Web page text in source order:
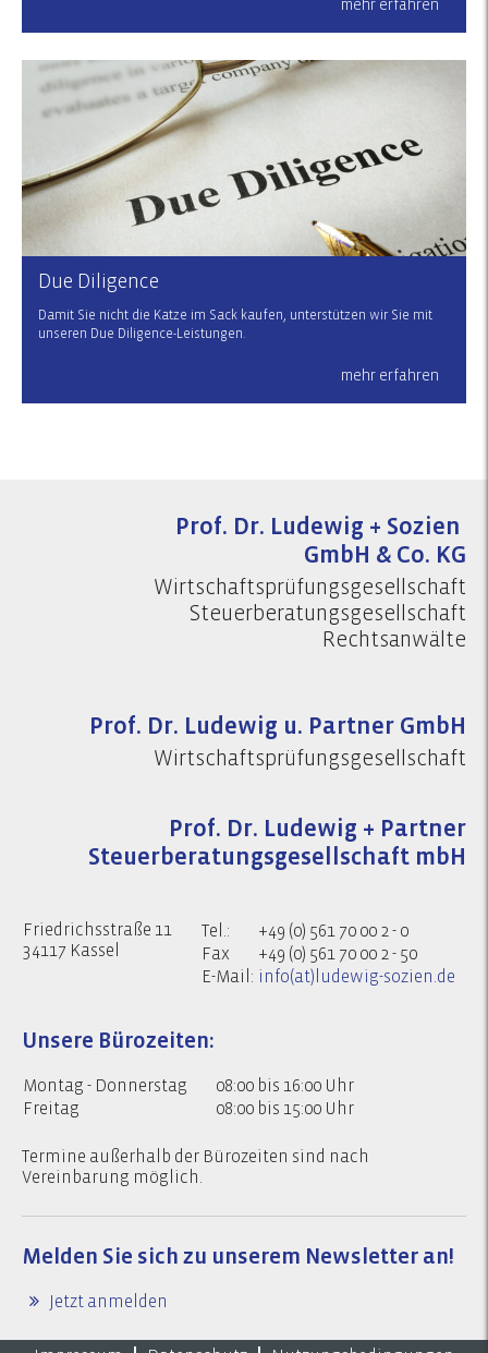
mehr erfahren
Due Diligence
Damit Sie nicht die Katze im Sack kaufen, unterstützen wir Sie mit
unseren Due Diligence-Leistungen.
mehr erfahren
Prof. Dr. Ludewig + Sozien
GmbH & Co. KG
Wirtschaftsprüfungsgesellschaft
Steuerberatungsgesellschaft
Rechtsanwälte
Prof. Dr. Ludewig u. Partner GmbH
Wirtschaftsprüfungsgesellschaft
Prof. Dr. Ludewig + Partner
Steuerberatungsgesellschaft mbH
Friedrichsstraße 11
34117 Kassel
Tel.:
+49 (0) 561 70 00 2 - 0
Fax
+49 (0) 561 70 00 2 - 50
E-Mail: info(at)ludewig-sozien.de
Unsere Bürozeiten:
Montag - Donnerstag
08:00 bis 16:00 Uhr
Freitag
08:00 bis 15:00 Uhr
Termine außerhalb der Bürozeiten sind nach
Vereinbarung möglich.
Melden Sie sich zu unserem Newsletter an!
Jetzt anmelden